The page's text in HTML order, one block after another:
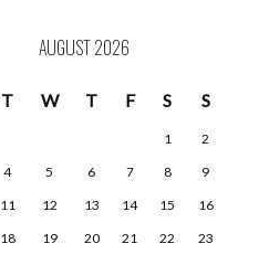
AUGUST 2026
T W T F S S
1
2
4 5 6 7 8
9
11 12 13 14 15
16
18 19 20 21 22
23